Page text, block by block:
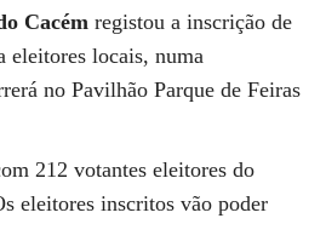
Cacém registou a inscrição de
eleitores locais, numa
no Pavilhão Parque de Feiras
212 votantes eleitores do
eleitores inscritos vão poder